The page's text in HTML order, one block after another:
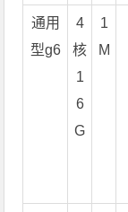
通用
型g6
4
核
1
6
G
1
M